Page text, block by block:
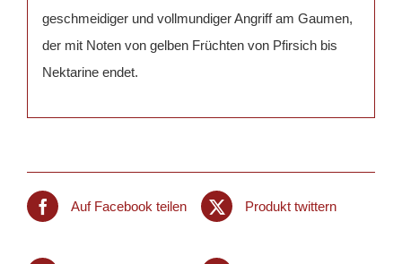
geschmeidiger und vollmundiger Angriff am Gaumen,
der mit Noten von gelben Früchten von Pfirsich bis
Nektarine endet.
Auf Facebook teilen Produkt twittern